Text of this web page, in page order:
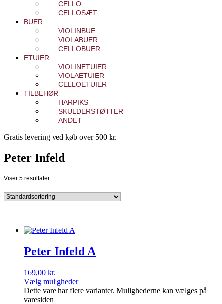
CELLO
CELLOSÆT
BUER
VIOLINBUE
VIOLABUER
CELLOBUER
ETUIER
VIOLINETUIER
VIOLAETUIER
CELLOETUIER
TILBEHØR
HARPIKS
SKULDERSTØTTER
ANDET
Gratis levering ved køb over 500 kr.
Peter Infeld
Viser 5 resultater
Peter Infeld A
169,00 kr.
Vælg muligheder
Dette vare har flere varianter. Mulighederne kan vælges på
varesiden